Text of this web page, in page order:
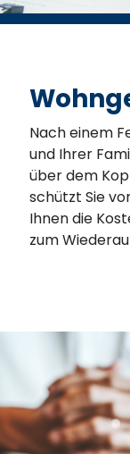
Nach einem
und Ihrer
über dem
schützt Sie
Ihnen die
zum